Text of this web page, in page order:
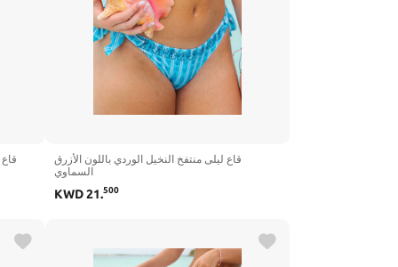
قاع ليلى منتفخ النخيل الوردي باللون الأزرق
السماوي
KWD21.500